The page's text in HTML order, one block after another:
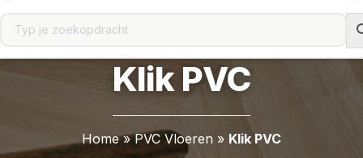
Klik PVC
Home»PVC Vloeren » Klik PVC